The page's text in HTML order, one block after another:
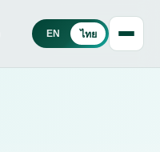
EN ไทย